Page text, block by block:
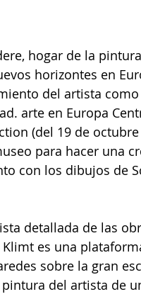
hogar de la
horizontes en
del artista
arte en Europa
(del 19 de
para hacer una
con los dibujos de
detallada de las
es una
sobre la gran
del artista de